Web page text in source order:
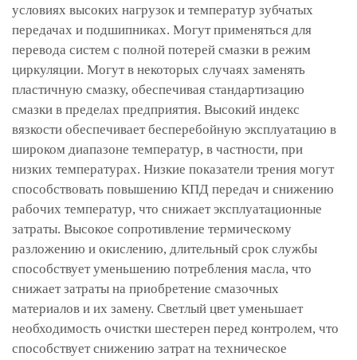
условиях высоких нагрузок и температур зубчатых
передачах и подшипниках. Могут применяться для
перевода систем с полной потерей смазки в режим
циркуляции. Могут в некоторых случаях заменять
пластичную смазку, обеспечивая стандартизацию
смазки в пределах предприятия. Высокий индекс
вязкости обеспечивает бесперебойную эксплуатацию в
широком диапазоне температур, в частности, при
низких температурах. Низкие показатели трения могут
способствовать повышению КПД передач и снижению
рабочих температур, что снижает эксплуатационные
затраты. Высокое сопротивление термическому
разложению и окислению, длительный срок службы
способствует уменьшению потребления масла, что
снижает затраты на приобретение смазочных
материалов и их замену. Светлый цвет уменьшает
необходимость очистки шестерен перед контролем, что
способствует снижению затрат на техническое